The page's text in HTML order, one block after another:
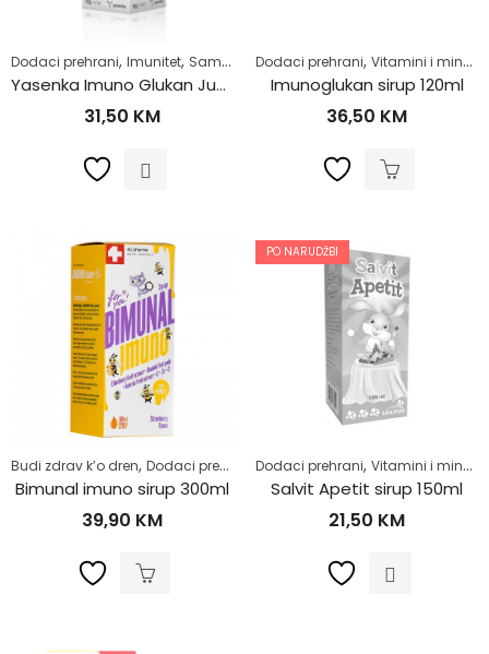
Dodaci prehrani, Imunitet, Samoliječenje ,Za djecu,Zdrav život
Yasenka Imuno Glukan Junior Sirup 125ml
31,50 KM
Dodaci prehrani, Vitamini i minerali
Imunoglukan sirup 120ml
36,50 KM
Budi zdrav k’o dren, Dodaci prehrani ,Vitamini i minerali,Za djecu,
Bimunal imuno sirup 300ml
39,90 KM
PO NARUDŽBI
Dodaci prehrani, Vitamini i minerali
Salvit Apetit sirup 150ml
21,50 KM